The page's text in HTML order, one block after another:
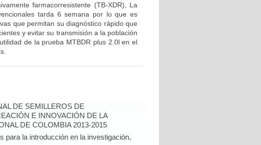
farmacorresistente (TB-XDR), La
tarda 6 semana por lo que es
que permitan su diagnóstico rápido que
y evitar su transmisión a la población
de la prueba MTBDR plus 2.0l en el
DE SEMILLEROS DE
E INNOVACIÓN DE LA
DE COLOMBIA 2013-2015
para la introducción en la investigación,